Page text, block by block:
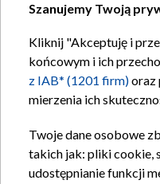
Szanujemy Twoją
Kliknij "Akceptuję i
końcowym i ich
z IAB* (1201 firm)oraz
mierzenia ich
Twoje dane osobowe
takich jak: pliki cookie,
udostępnianie funkcji